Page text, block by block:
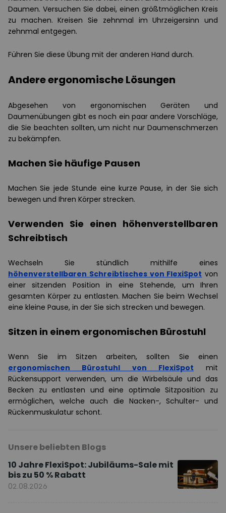
Daumen. Versuchen Sie dabei, einen größtmöglichen Kreis
zu machen. Kreisen Sie zehnmal im Uhrzeigersinn und
zehnmal entgegen.
Führen Sie diese Übung mit der anderen Hand durch.
Andere ergonomische Lösungen
Abgesehen von ergonomischen Geräten und
Daumenübungen gibt es noch ein paar andere Vorschläge,
die Sie beachten sollten, um nicht nur Daumenschmerzen
zu bekämpfen.
Machen Sie häufige Pausen
Machen Sie jede Stunde eine kurze Pause, in der Sie sich
bewegen und Ihren Körper strecken.
Verwenden Sie einen höhenverstellbaren
Schreibtisch
Wechseln Sie stündlich mithilfe eines
höhenverstellbaren Schreibtisches von FlexiSpot von
einer sitzenden Position in eine Stehende, um Ihren
gesamten Körper zu entlasten. Machen Sie beim Wechsel
eine kleine Pause, in der Sie sich strecken und bewegen.
Sitzen in einem ergonomischen Bürostuhl
Wenn Sie im Sitzen arbeiten, sollten Sie einen
ergonomischen Bürostuhl von FlexiSpot mit
Rückensupport verwenden, um die Wirbelsäule und das
Becken zu entlasten und eine optimale Sitzposition zu
ermöglichen, welche auch die Nacken-, Schulter- und
Rückenmuskulatur schont.
Unsere beliebten Blogs
10 Jahre FlexiSpot: Jubiläums-Sale mit
bis zu 50 % Rabatt
02.08.2026